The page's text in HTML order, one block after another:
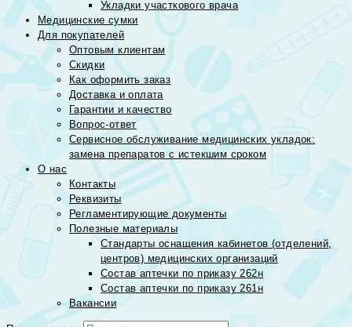
Укладки участкового врача
Медицинские сумки
Для покупателей
Оптовым клиентам
Скидки
Как оформить заказ
Доставка и оплата
Гарантии и качество
Вопрос-ответ
Сервисное обслуживание медицинских укладок:
замена препаратов с истекшим сроком
О нас
Контакты
Реквизиты
Регламентирующие документы
Полезные материалы
Стандарты оснащения кабинетов (отделений,
центров) медицинских организаций
Состав аптечки по приказу 262н
Состав аптечки по приказу 261н
Вакансии